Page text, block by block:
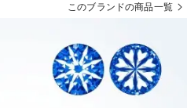
このブランドの商品一覧